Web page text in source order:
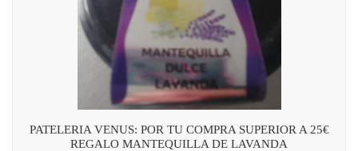
PATELERIA VENUS: POR TU COMPRA SUPERIOR A 25€
REGALO MANTEQUILLA DE LAVANDA